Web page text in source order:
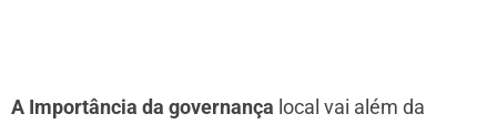
A Importância da governança local vai além da